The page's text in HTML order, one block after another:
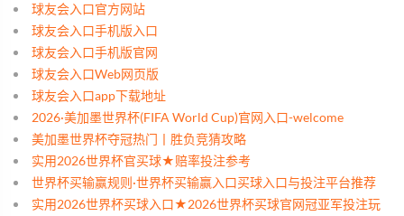
球友会入口官方网站
球友会入口手机版入口
球友会入口手机版官网
球友会入口Web网页版
球友会入口app下载地址
2026·美加墨世界杯(FIFA World Cup)官网入口-welcome
美加墨世界杯夺冠热门丨胜负竞猜攻略
实用2026世界杯官买球★赔率投注参考
世界杯买输赢规则·世界杯买输赢入口买球入口与投注平台推荐
实用2026世界杯买球入口★2026世界杯买球官网冠亚军投注玩